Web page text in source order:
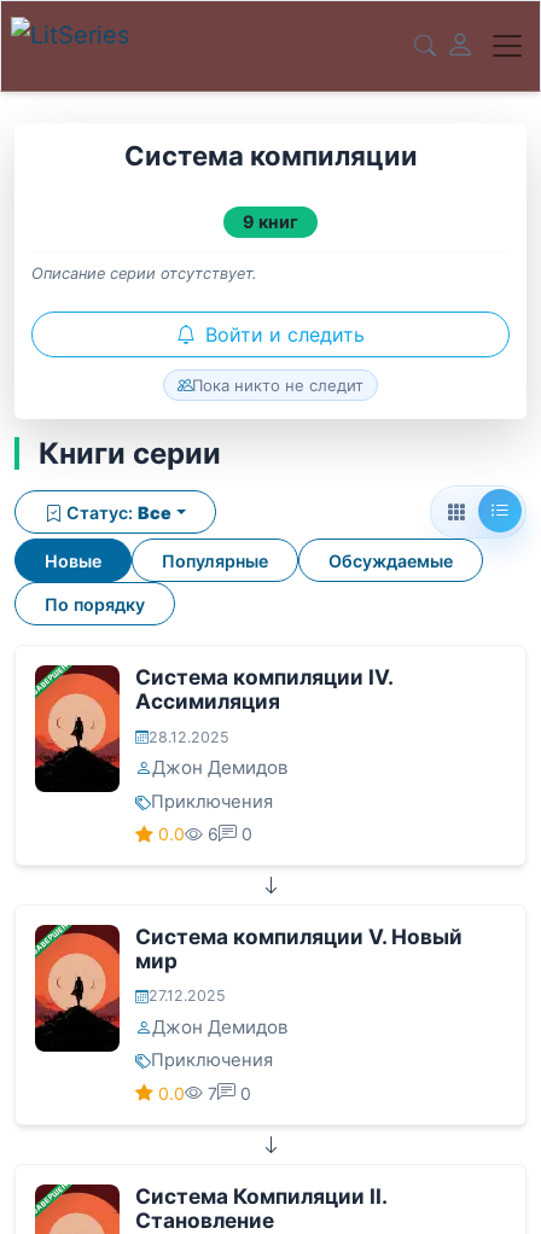
Система компиляции
9 книг
Описание серии отсутствует.
Войти и следить
Пока никто не следит
Книги серии
Новые Популярные Обсуждаемые
По порядку
Статус: Все
ЗАВЕРШЕНА
Система компиляции IV.
Ассимиляция
28.12.2025
Джон Демидов
Приключения
0.0 6 0
ЗАВЕРШЕНА
Система компиляции V. Новый
мир
27.12.2025
Джон Демидов
Приключения
0.0 7 0
ЗАВЕРШЕНА
Система Компиляции II.
Становление